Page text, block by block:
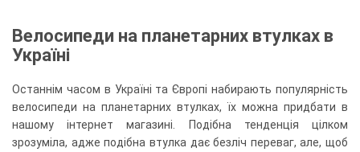
Велосипеди на планетарних втулках в
Україні
Останнім часом в Україні та Європі набирають популярність
велосипеди на планетарних втулках, їх можна придбати в
нашому інтернет магазині. Подібна тенденція цілком
зрозуміла, адже подібна втулка дає безліч переваг, але, щоб